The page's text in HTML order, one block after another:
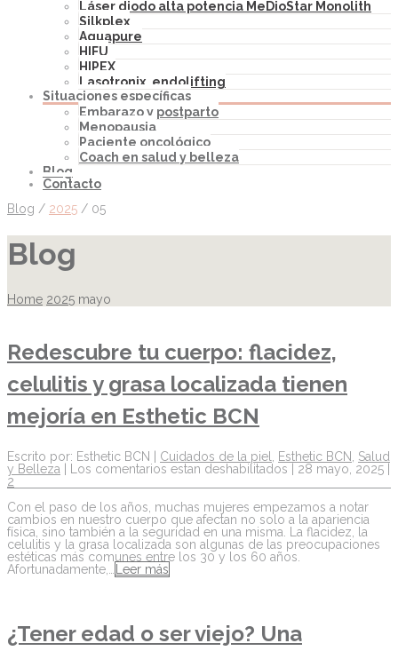
Láser diodo alta potencia MeDioStar Monolith
Silkplex
Aquapure
HIFU
HIPEX
Lasotronix, endolifting
Situaciones específicas
Embarazo y postparto
Menopausia
Paciente oncológico
Coach en salud y belleza
Blog
Contacto
Blog / 2025 / 05
Blog
Home 2025 mayo
Redescubre tu cuerpo: flacidez,
celulitis y grasa localizada tienen
mejoría en Esthetic BCN
Escrito por: Esthetic BCN | Cuidados de la piel Esthetic BCN
Salud
y Belleza
Los comentarios estan deshabilitados | 28 mayo, 2025 |
2
Con el paso de los años, muchas mujeres empezamos a notar
cambios en nuestro cuerpo que afectan no solo a la apariencia
física, sino también a la seguridad en una misma. La flacidez, la
celulitis y la grasa localizada son algunas de las preocupaciones
estéticas más comunes entre los 30 y los 60 años.
Afortunadamente,…
Leer más
¿Tener edad o ser viejo? Una